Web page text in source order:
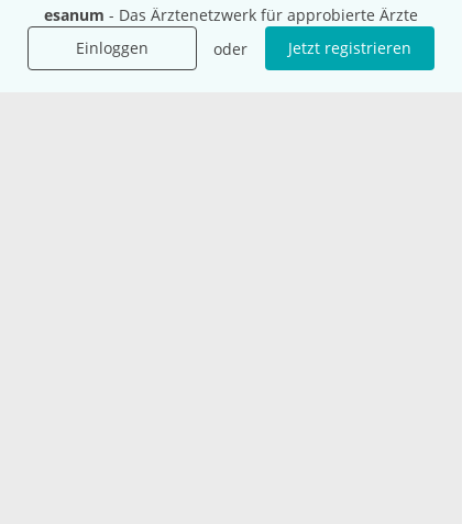
esanum - Das Ärztenetzwerk für approbierte Ärzte
Einloggen
oder Jetzt registrieren
Presse
Karriere
Jobs